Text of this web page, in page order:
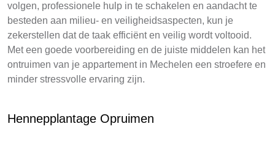
volgen, professionele hulp in te schakelen en aandacht te
besteden aan milieu- en veiligheidsaspecten, kun je
zekerstellen dat de taak efficiënt en veilig wordt voltooid.
Met een goede voorbereiding en de juiste middelen kan het
ontruimen van je appartement in Mechelen een stroefere en
minder stressvolle ervaring zijn.
Hennepplantage Opruimen